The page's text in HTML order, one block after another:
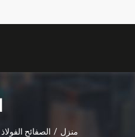
منزل / الصفائح